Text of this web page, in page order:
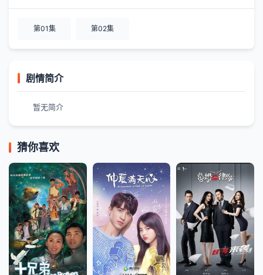
第01集 第02集
剧情简介
暂无简介
猜你喜欢